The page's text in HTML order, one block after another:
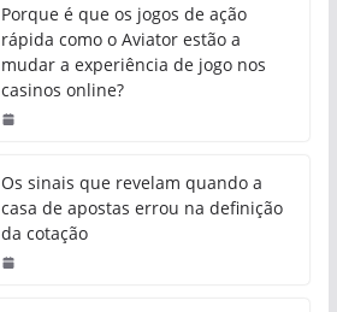
Porque é que os jogos de ação
rápida como o Aviator estão a
mudar a experiência de jogo nos
casinos online?
Os sinais que revelam quando a
casa de apostas errou na definição
da cotação